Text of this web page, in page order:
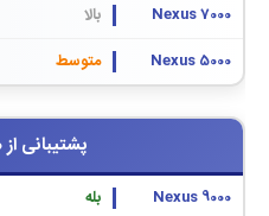
بالا
متوسط
پشتیبانی از 10 گیگابیت
بله